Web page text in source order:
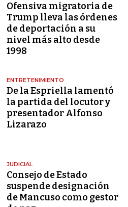
Ofensiva migratoria de
Trump lleva las órdenes
de deportación a su
nivel más alto desde
1998
ENTRETENIMIENTO
De la Espriella lamentó
la partida del locutor y
presentador Alfonso
Lizarazo
JUDICIAL
Consejo de Estado
suspende designación
de Mancuso como gestor